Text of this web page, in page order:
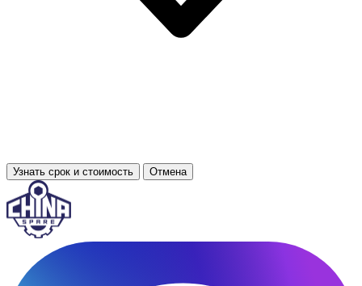
Узнать срок и стоимость Отмена